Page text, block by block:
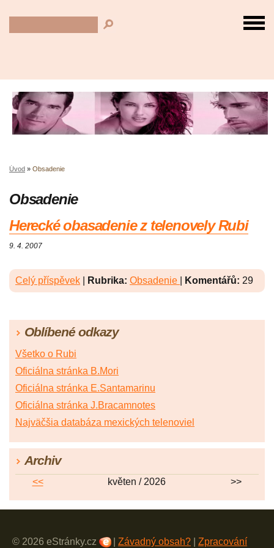
Úvod » Obsadenie
Obsadenie
Herecké obasadenie z telenovely Rubi
9. 4. 2007
Celý příspěvek Rubrika: Obsadenie Komentářů: 29
Oblíbené odkazy
Všetko o Rubi
Oficiálna stránka B.Mori
Oficiálna stránka E.Santamarinu
Oficiálna stránka J.Bracamnotes
Najväčšia databáza mexických telenoviel
Archiv
<< květen / 2026 >>
© 2026 eStránky.cz Závadný obsah? Zpracování